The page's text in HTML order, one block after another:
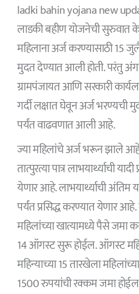
ladki bahin yojana new
लाडकी बहीण योजनेची सुरुवात
महिलाना अर्ज करण्यासाठी 15
मुदत देण्यात आली होती. परंतु
ग्रामपंजायत आणि सरकारी
गर्दी लक्षात घेवून अर्ज भरण्यची
पर्यंत वाढवणात आली आहे.
ज्या महिलांचे अर्ज भरून झाले
तात्पुरत्या पात्र लाभयार्थ्याची
येणार आहे. लाभयार्थ्याची अंतिम
पर्यंत प्रसिद्ध करण्यात येणार आहे.
महिलांच्या खात्यामध्ये पैसे जमा
14 ऑगस्ट सुरू होईल. ऑगस्ट
महिन्याच्या 15 तारखेला
1500 रुपयांची रक्कम जमा